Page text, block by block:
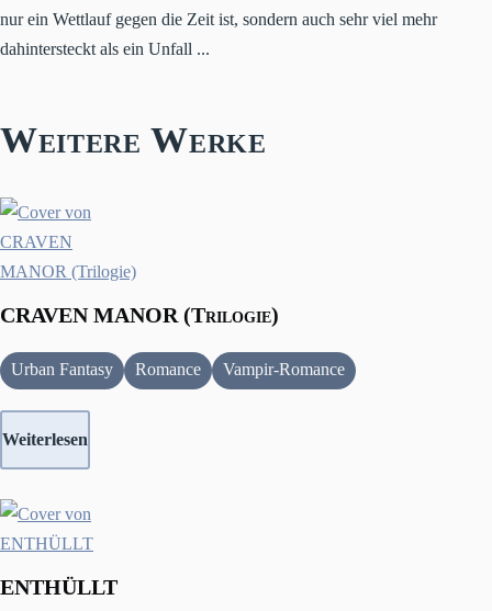
nur ein Wettlauf gegen die Zeit ist, sondern auch sehr viel mehr
dahintersteckt als ein Unfall ...
Weitere Werke
CRAVEN MANOR (Trilogie)
Urban Fantasy Romance Vampir-Romance
Weiterlesen
ENTHÜLLT